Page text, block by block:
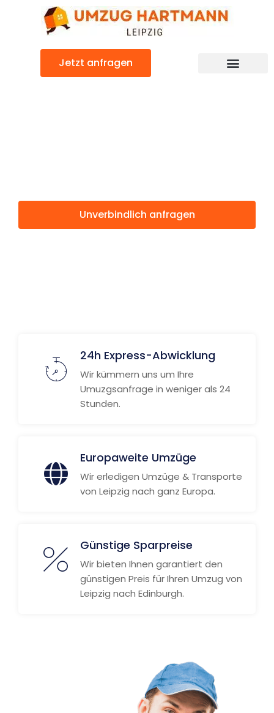
Jetzt anfragen
Unverbindlich anfragen
24h Express-Abwicklung
Wir kümmern uns um Ihre
Umuzgsanfrage in weniger als 24
Stunden.
Europaweite Umzüge
Wir erledigen Umzüge & Transporte
von Leipzig nach ganz Europa.
Günstige Sparpreise
Wir bieten Ihnen garantiert den
günstigen Preis für Ihren Umzug von
Leipzig nach Edinburgh.